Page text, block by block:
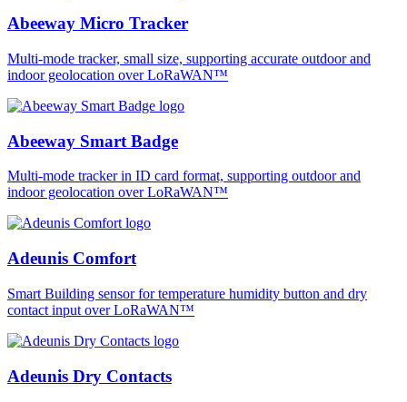
Abeeway Micro Tracker
Multi-mode tracker, small size, supporting accurate outdoor and
indoor geolocation over LoRaWAN™
Abeeway Smart Badge
Multi-mode tracker in ID card format, supporting outdoor and
indoor geolocation over LoRaWAN™
Adeunis Comfort
Smart Building sensor for temperature humidity button and dry
contact input over LoRaWAN™
Adeunis Dry Contacts